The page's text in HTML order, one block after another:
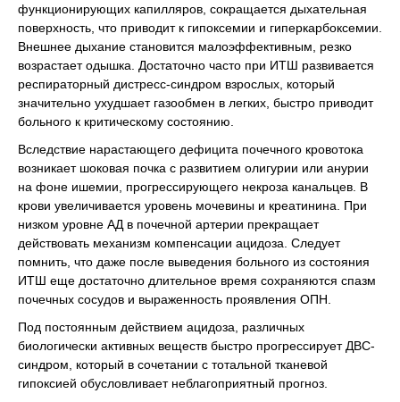
функционирующих капилляров, сокращается дыхательная
поверхность, что приводит к гипоксемии и гиперкарбоксемии.
Внешнее дыхание становится малоэффективным, резко
возрастает одышка. Достаточно часто при ИТШ развивается
респираторный дистресс-синдром взрослых, который
значительно ухудшает газообмен в легких, быстро приводит
больного к критическому состоянию.
Вследствие нарастающего дефицита почечного кровотока
возникает шоковая почка с развитием олигурии или анурии
на фоне ишемии, прогрессирующего некроза канальцев. В
крови увеличивается уровень мочевины и креатинина. При
низком уровне АД в почечной артерии прекращает
действовать механизм компенсации ацидоза. Следует
помнить, что даже после выведения больного из состояния
ИТШ еще достаточно длительное время сохраняются спазм
почечных сосудов и выраженность проявления ОПН.
Под постоянным действием ацидоза, различных
биологически активных веществ быстро прогрессирует ДВС-
синдром, который в сочетании с тотальной тканевой
гипоксией обусловливает неблагоприятный прогноз.